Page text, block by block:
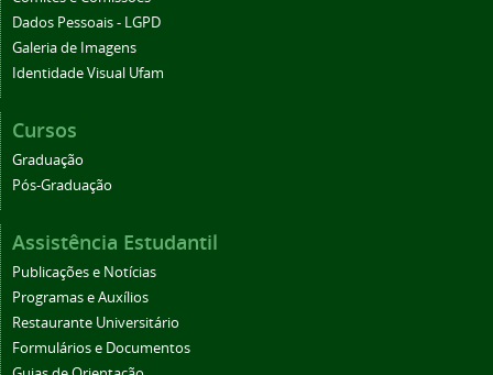
Dados Pessoais - LGPD
Galeria de Imagens
Identidade Visual Ufam
Cursos
Graduação
Pós-Graduação
Assistência Estudantil
Publicações e Notícias
Programas e Auxílios
Restaurante Universitário
Formulários e Documentos